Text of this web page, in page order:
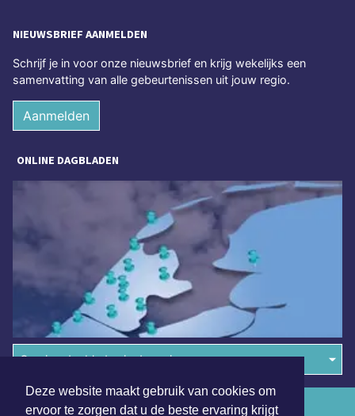
Deze website maakt gebruik van cookies om
ervoor te zorgen dat u de beste ervaring krijgt
NIEUWSBRIEF AANMELDEN
Schrijf je in voor onze nieuwsbrief en krijg wekelijks een
samenvatting van alle gebeurtenissen uit jouw regio.
Aanmelden
ONLINE DAGBLADEN
Overige dagbladen in de regio
Algemene voorwaarden